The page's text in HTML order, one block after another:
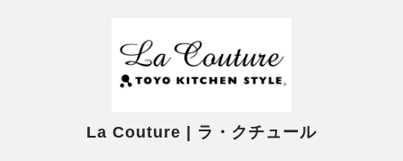
La Couture | ラ・クチュール